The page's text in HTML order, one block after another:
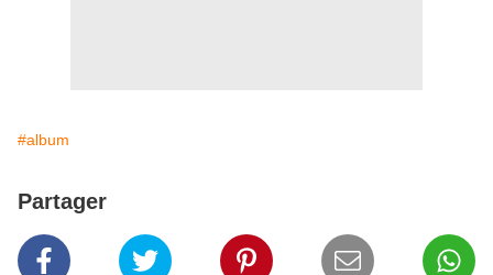
#album
Partager